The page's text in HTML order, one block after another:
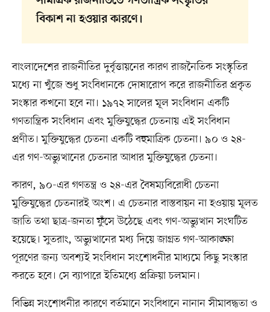
বিকাশ না হওয়ার কারণে।
বাংলাদেশের রাজনীতির দুর্বৃত্তায়নের কারণ রাজনৈতিক সংস্কৃতির
মধ্যে না খুঁজে শুধু সংবিধানকে দোষারোপ করে রাজনীতির প্রকৃত
সংস্কার কখনো হবে না। ১৯৭২ সালের মূল সংবিধান একটি
গণতান্ত্রিক সংবিধান এবং মুক্তিযুদ্ধের চেতনায় এই সংবিধান
প্রণীত। মুক্তিযুদ্ধের চেতনা একটি বহুমাত্রিক চেতনা। ৯০ ও ২৪-
এর গণ-অভ্যুত্থানের চেতনার আধার মুক্তিযুদ্ধের চেতনা।
কারণ, ৯০-এর গণতন্ত্র ও ২৪-এর বৈষম্যবিরোধী চেতনা
মুক্তিযুদ্ধের চেতনারই অংশ। এ চেতনার বাস্তবায়ন না হওয়ায় মূলত
জাতি তথা ছাত্র-জনতা ফুঁসে উঠেছে এবং গণ-অভ্যুত্থান সংঘটিত
হয়েছে। সুতরাং, অভ্যুত্থানের মধ্য দিয়ে জাগ্রত গণ-আকাঙ্ক্ষা
পূরণের জন্য অবশ্যই সংবিধান সংশোধনীর মাধ্যমে কিছু সংস্কার
করতে হবে। সে ব্যাপারে ইতিমধ্যে প্রক্রিয়া চলমান।
বিভিন্ন সংশোধনীর কারণে বর্তমানে সংবিধানে নানান সীমাবদ্ধতা ও